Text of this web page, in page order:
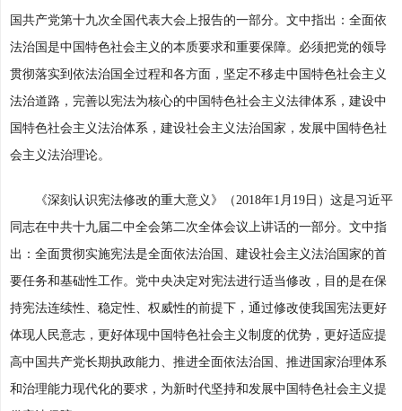
国共产党第十九次全国代表大会上报告的一部分。文中指出：全面依
法治国是中国特色社会主义的本质要求和重要保障。必须把党的领导
贯彻落实到依法治国全过程和各方面，坚定不移走中国特色社会主义
法治道路，完善以宪法为核心的中国特色社会主义法律体系，建设中
国特色社会主义法治体系，建设社会主义法治国家，发展中国特色社
会主义法治理论。
《深刻认识宪法修改的重大意义》（2018年1月19日）这是习近平
同志在中共十九届二中全会第二次全体会议上讲话的一部分。文中指
出：全面贯彻实施宪法是全面依法治国、建设社会主义法治国家的首
要任务和基础性工作。党中央决定对宪法进行适当修改，目的是在保
持宪法连续性、稳定性、权威性的前提下，通过修改使我国宪法更好
体现人民意志，更好体现中国特色社会主义制度的优势，更好适应提
高中国共产党长期执政能力、推进全面依法治国、推进国家治理体系
和治理能力现代化的要求，为新时代坚持和发展中国特色社会主义提